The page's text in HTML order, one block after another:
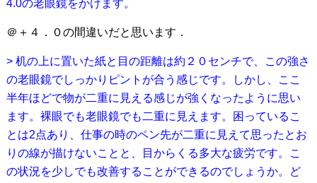
4.0の老眼鏡をかけます。
＠＋４．０の間違いだと思います．
> 机の上に置いた紙と目の距離は約２０センチで、この強さ
の老眼鏡でしっかりピントが合う感じです。しかし、ここ
半年ほどで物が二重に見える感じが強くなったように思い
ます。裸眼でも老眼鏡でも二重に見えます。困っているこ
とは2点あり、仕事の時のペン先が二重に見えて思ったとお
りの線が描けないことと、目からくる多大な疲労です。こ
の状況を少しでも改善することができるのでしょうか。ど